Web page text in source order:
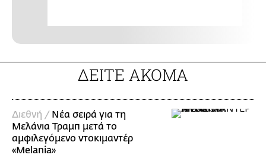
ΔΕΙΤΕ ΑΚΟΜΑ
Διεθνή / Νέα σειρά για τη
Μελάνια Τραμπ μετά το
αμφιλεγόμενο ντοκιμαντέρ
«Melania»